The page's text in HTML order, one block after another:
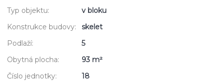
Typ objektu:
v bloku
Konstrukce budovy:
skelet
Podlaží:
5
Obytná plocha:
93 m²
Číslo jednotky:
18